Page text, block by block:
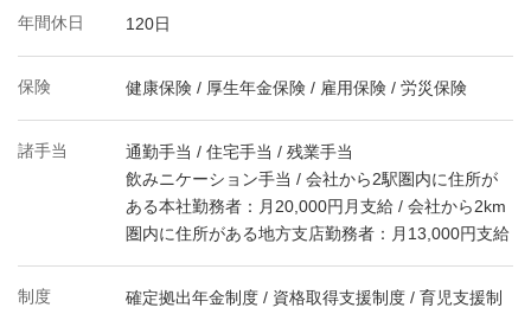
年間休日 120日
保険 健康保険 / 厚生年金保険 / 雇用保険 / 労災保険
諸手当
通勤手当 / 住宅手当 / 残業手当
飲みニケーション手当 / 会社から2駅圏内に住所が
ある本社勤務者：月20,000円月支給 / 会社から2km
圏内に住所がある地方支店勤務者：月13,000円支給
制度
確定拠出年金制度 / 資格取得支援制度 / 育児支援制